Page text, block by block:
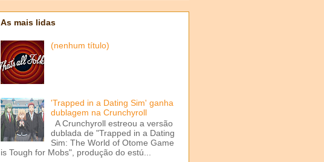
As mais lidas
(nenhum título)
'Trapped in a Dating Sim' ganha
dublagem na Crunchyroll
A Crunchyroll estreou a versão
dublada de "Trapped in a Dating
Sim: The World of Otome Game
is Tough for Mobs", produção do estú...